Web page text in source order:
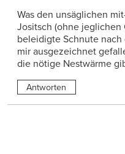
Was den unsäglichen
Jositsch (ohne jeglichen
beleidigte Schnute nach
mir ausgezeichnet
die nötige Nestwärme
Antworten